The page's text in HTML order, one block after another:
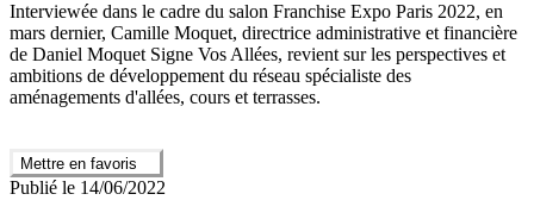
Interviewée dans le cadre du salon Franchise Expo Paris 2022, en
mars dernier, Camille Moquet, directrice administrative et financière
de Daniel Moquet Signe Vos Allées, revient sur les perspectives et
ambitions de développement du réseau spécialiste des
aménagements d'allées, cours et terrasses.
Mettre en favoris
Publié le 14/06/2022